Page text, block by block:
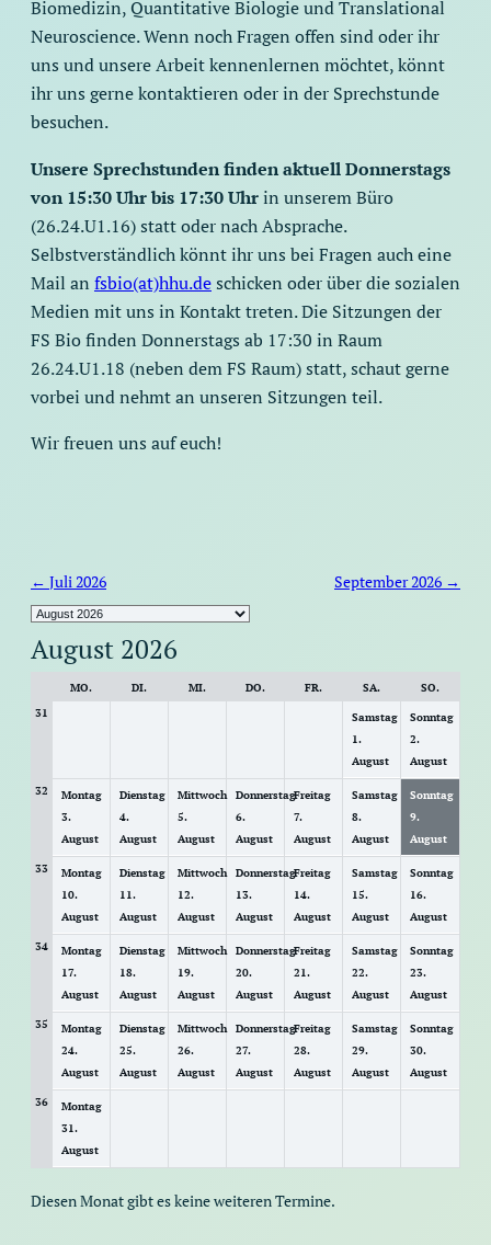
Biomedizin, Quantitative Biologie und Translational
Neuroscience. Wenn noch Fragen offen sind oder ihr
uns und unsere Arbeit kennenlernen möchtet, könnt
ihr uns gerne kontaktieren oder in der Sprechstunde
besuchen.
Unsere Sprechstunden finden aktuellDonnerstags
von 15:30 Uhr bis 17:30 Uhrin unserem Büro
(26.24.U1.16) statt oder nach Absprache.
Selbstverständlich könnt ihr uns bei Fragen auch eine
Mail an fsbio(at)hhu.deschicken oder über die sozialen
Medien mit uns in Kontakt treten. Die Sitzungen der
FS Bio finden Donnerstags ab 17:30 in Raum
26.24.U1.18 (neben dem FS Raum) statt, schaut gerne
vorbei und nehmt an unseren Sitzungen teil.
Wir freuen uns auf euch!
← Juli 2026 September 2026 →
Auswahl
Monats
August 2026
MO. DI. MI. DO. FR. SA.
SO.
31
Samstag
1.
August
Sonntag
2.
August
32
Montag
3.
August
Dienstag
4.
August
Mittwoch
5.
August
Donnerstag
6.
August
Freitag
7.
August
Samstag
8.
August
Sonntag
9.
August
33
Montag
10.
August
Dienstag
11.
August
Mittwoch
12.
August
Donnerstag
13.
August
Freitag
14.
August
Samstag
15.
August
Sonntag
16.
August
34
Montag
17.
August
Dienstag
18.
August
Mittwoch
19.
August
Donnerstag
20.
August
Freitag
21.
August
Samstag
22.
August
Sonntag
23.
August
35
Montag
24.
August
Dienstag
25.
August
Mittwoch
26.
August
Donnerstag
27.
August
Freitag
28.
August
Samstag
29.
August
Sonntag
30.
August
36
Montag
31.
August
Diesen Monat gibt es keine weiteren Termine.